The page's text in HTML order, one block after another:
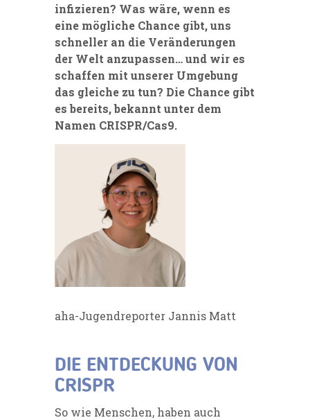
infizieren? Was wäre, wenn es
eine mögliche Chance gibt,uns
schneller an die Veränderungen
der Welt anzupassen…und wir es
schaffen mit unserer Umgebung
das gleiche zu tun? Die Chance gibt
es bereits, bekannt unter dem
Namen CRISPR/Cas9.
aha-Jugendreporter Jannis Matt
DIE ENTDECKUNG VON
CRISPR
So wie Menschen, haben auch